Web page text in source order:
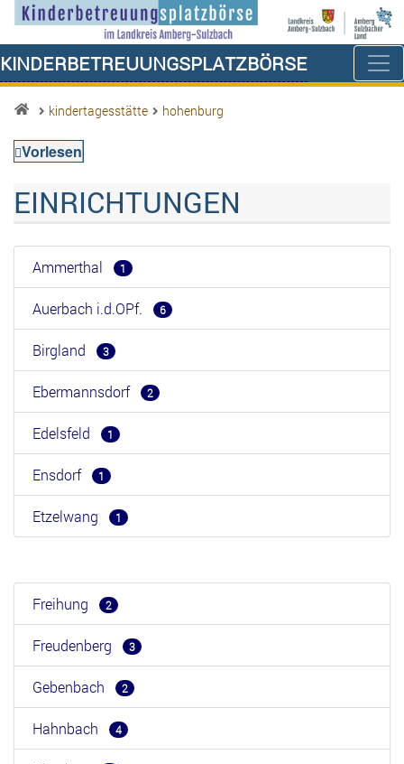
Kinderbetreuungsplatzbörse
kindertagesstätte hohenburg
Vorlesen
EINRICHTUNGEN
Ammerthal 1
Auerbach i.d.OPf. 6
Birgland 3
Ebermannsdorf 2
Edelsfeld 1
Ensdorf 1
Etzelwang 1
Freihung 2
Freudenberg 3
Gebenbach 2
Hahnbach 4